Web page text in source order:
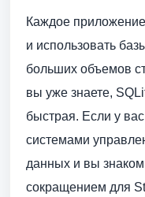
Каждое
и использовать
больших объемов
вы уже знаете,
быстрая. Если у
системами
данных и вы
сокращением для